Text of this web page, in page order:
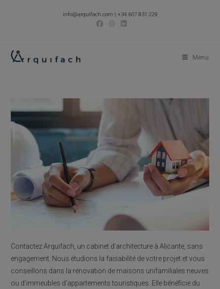
info@arquifach.com | +34 607 831 229
Menu
Contactez Arquifach, un cabinet d’architecture à Alicante, sans
engagement. Nous étudions la faisabilité de votre projet et vous
conseillons dans la rénovation de maisons unifamiliales neuves
ou d’immeubles d’appartements touristiques. Elle bénéficie du